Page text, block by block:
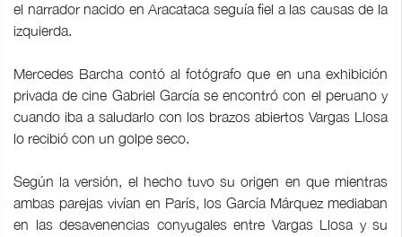
el narrador nacido en Aracataca seguía fiel a las causas de la
izquierda.
Mercedes Barcha contó al fotógrafo que en una exhibición
privada de cine Gabriel García se encontró con el peruano y
cuando iba a saludarlo con los brazos abiertos Vargas Llosa
lo recibió con un golpe seco.
Según la versión, el hecho tuvo su origen en que mientras
ambas parejas vivían en París, los García Márquez mediaban
en las desavenencias conyugales entre Vargas Llosa y su